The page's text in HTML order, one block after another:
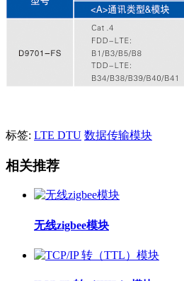
标签: LTE DTU 数据传输模块
相关推荐
无线zigbee模块